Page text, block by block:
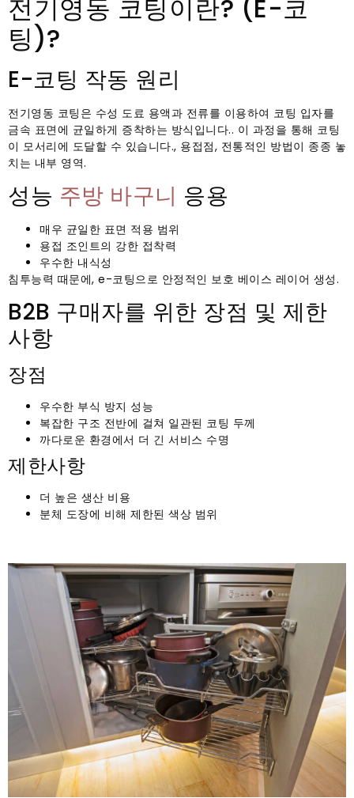
전기영동 코팅이란? (E-코
팅)?
E-코팅 작동 원리
전기영동 코팅은 수성 도료 용액과 전류를 이용하여 코팅 입자를
금속 표면에 균일하게 증착하는 방식입니다.. 이 과정을 통해 코팅
이 모서리에 도달할 수 있습니다., 용접점, 전통적인 방법이 종종 놓
치는 내부 영역.
성능 주방 바구니 응용
매우 균일한 표면 적용 범위
용접 조인트의 강한 접착력
우수한 내식성
침투능력 때문에, e-코팅으로 안정적인 보호 베이스 레이어 생성.
B2B 구매자를 위한 장점 및 제한
사항
장점
우수한 부식 방지 성능
복잡한 구조 전반에 걸쳐 일관된 코팅 두께
까다로운 환경에서 더 긴 서비스 수명
제한사항
더 높은 생산 비용
분체 도장에 비해 제한된 색상 범위